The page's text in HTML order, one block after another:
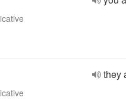
they